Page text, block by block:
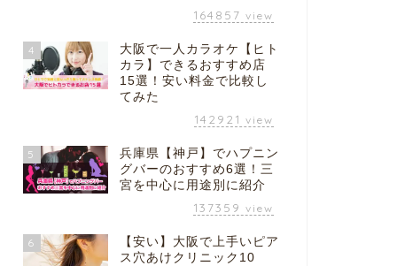
164857 view
4
大阪で一人カラオケ【ヒト
カラ】できるおすすめ店
15選！安い料金で比較し
てみた
142921 view
5
兵庫県【神戸】でハプニン
グバーのおすすめ6選！三
宮を中心に用途別に紹介
137359 view
6
【安い】大阪で上手いピア
ス穴あけクリニック10